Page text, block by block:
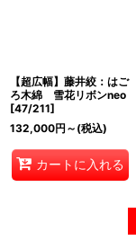
【超広幅】藤井絞：はご
ろ木綿 雪花リボンneo
[47/211]
132,000円 ～ (税込)
カートに入れる